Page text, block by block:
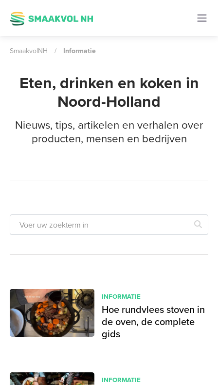
SmaakvolNH / Informatie
Eten, drinken en koken in
Noord-Holland
Nieuws, tips, artikelen en verhalen over
producten, mensen en bedrijven
INFORMATIE
Hoe rundvlees stoven in
de oven, de complete
gids
INFORMATIE